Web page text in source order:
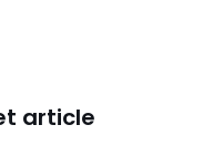
article